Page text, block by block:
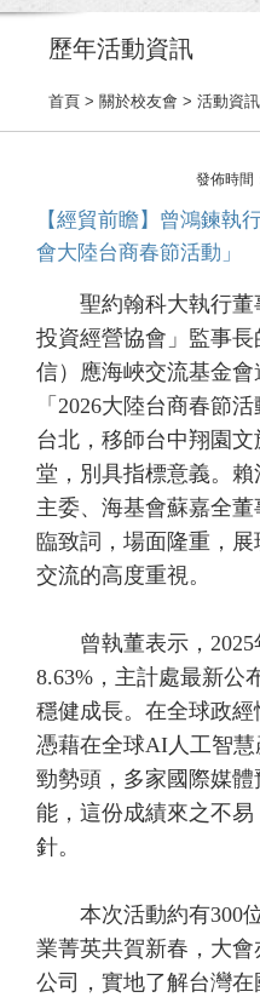
歷年活動資訊
首頁 > 關於校友會 > 活動資訊
發佈時間
【經貿前瞻】曾鴻鍊執
會大陸台商春節活動」
聖約翰科大執行董
投資經營協會」監事
信）應海峽交流基金
「2026大陸台商春節
台北，移師台中翔園
堂，別具指標意義。
主委、海基會蘇嘉全
臨致詞，場面隆重，
交流的高度重視。
曾執董表示，2025
8.63%，主計處最新公
穩健成長。在全球政
憑藉在全球AI人工智
勁勢頭，多家國際媒
能，這份成績來之不
針。
本次活動約有300位
業菁英共賀新春，大
公司，實地了解台灣